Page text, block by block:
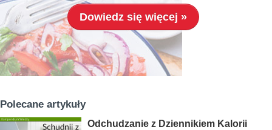
Dowiedz się więcej »
Polecane artykuły
Odchudzanie z Dziennikiem Kalorii